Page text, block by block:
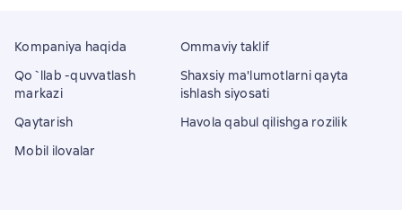
Kompaniya haqida
Qo`llab -quvvatlash
markazi
Qaytarish
Mobil ilovalar
Ommaviy taklif
Shaxsiy ma'lumotlarni qayta
ishlash siyosati
Havola qabul qilishga rozilik